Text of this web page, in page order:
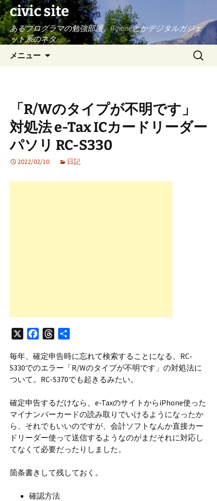
civic site
あるプログラマの勉強部屋。iPhoneとかデジタルガジェ
ット系のネタ
メニュー
へ
キ
ッ
検
索:
「R/Wのタイプが不明です」
対処法 e-Tax ICカードリーダー
パソリ RC-S330
2022/02/10 日記
c
e
b
o
k
r
e
a
s
毎年、確定申告時に忘れて検索することになる、RC-
S330でのエラー「R/Wのタイプが不明です」の対処法に
ついて。RC-S370でも起きるみたい。
確定申告するだけなら、e-TaxのサイトからiPhone使った
マイナンバーカードの読み取りでいけるようになったか
ら、それでもいいのですが、会計ソフトなんか直接カー
ドリーダー使って送信するようなのがまだそれに対応し
てなくて必要だったりしました。
箇条書きして残しておく。
確認方法